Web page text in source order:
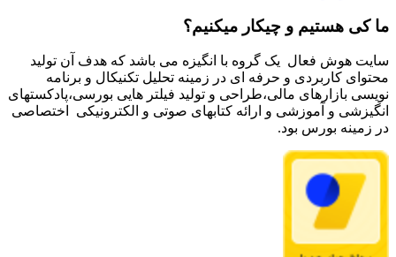
ما کی هستیم و چیکار میکنیم؟
سایت هوش فعال یک گروه با انگیزه می باشد که هدف آن تولید
محتوای کاربردی و حرفه ای در زمینه تحلیل تکنیکال و برنامه
نویسی بازارهای مالی،طراحی و تولید فیلتر هایی بورسی،پادکستهای
انگیزشی و آموزشی و ارائه کتابهای صوتی و الکترونیکی اختصاصی
در زمینه بورس بود.